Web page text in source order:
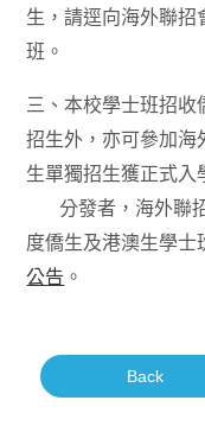
生，請逕向海外聯招
班。
三、本校學士班招收
招生外，亦可參加海
生單獨招生獲正式入
分發者，海外聯招
度僑生及港澳生學士
公告 。
Back